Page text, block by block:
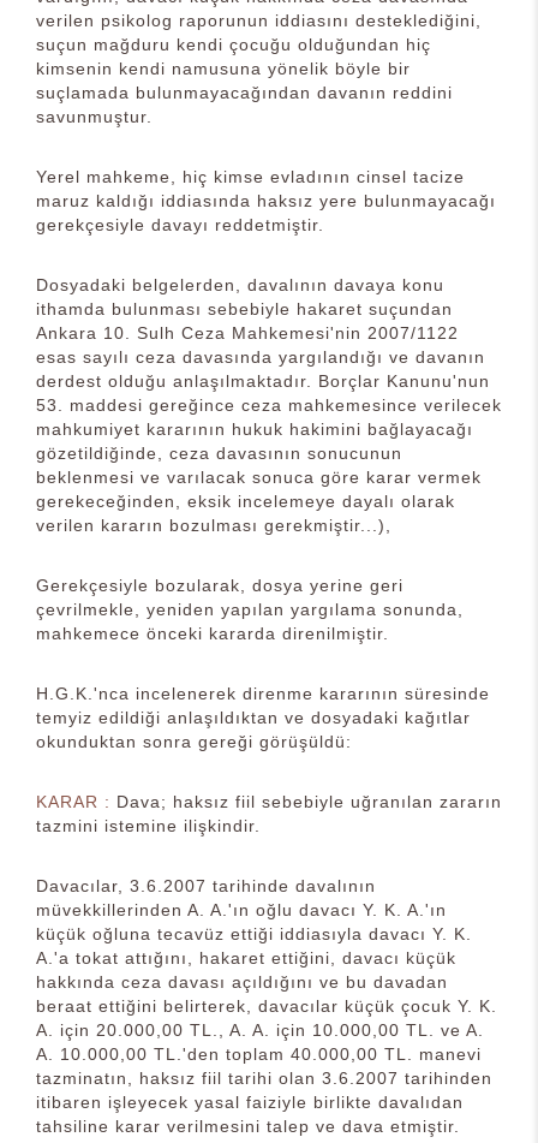
verilen psikolog raporunun iddiasını desteklediğini,
suçun mağduru kendi çocuğu olduğundan hiç
kimsenin kendi namusuna yönelik böyle bir
suçlamada bulunmayacağından davanın reddini
savunmuştur.
Yerel mahkeme, hiç kimse evladının cinsel tacize
maruz kaldığı iddiasında haksız yere bulunmayacağı
gerekçesiyle davayı reddetmiştir.
Dosyadaki belgelerden, davalının davaya konu
ithamda bulunması sebebiyle hakaret suçundan
Ankara 10. Sulh Ceza Mahkemesi'nin 2007/1122
esas sayılı ceza davasında yargılandığı ve davanın
derdest olduğu anlaşılmaktadır. Borçlar Kanunu'nun
53. maddesi gereğince ceza mahkemesince verilecek
mahkumiyet kararının hukuk hakimini bağlayacağı
gözetildiğinde, ceza davasının sonucunun
beklenmesi ve varılacak sonuca göre karar vermek
gerekeceğinden, eksik incelemeye dayalı olarak
verilen kararın bozulması gerekmiştir...),
Gerekçesiyle bozularak, dosya yerine geri
çevrilmekle, yeniden yapılan yargılama sonunda,
mahkemece önceki kararda direnilmiştir.
H.G.K.'nca incelenerek direnme kararının süresinde
temyiz edildiği anlaşıldıktan ve dosyadaki kağıtlar
okunduktan sonra gereği görüşüldü:
KARAR : Dava; haksız fiil sebebiyle uğranılan zararın
tazmini istemine ilişkindir.
Davacılar, 3.6.2007 tarihinde davalının
müvekkillerinden A. A.'ın oğlu davacı Y. K. A.'ın
küçük oğluna tecavüz ettiği iddiasıyla davacı Y. K.
A.'a tokat attığını, hakaret ettiğini, davacı küçük
hakkında ceza davası açıldığını ve bu davadan
beraat ettiğini belirterek, davacılar küçük çocuk Y. K.
A. için 20.000,00 TL., A. A. için 10.000,00 TL. ve A.
A. 10.000,00 TL.'den toplam 40.000,00 TL. manevi
tazminatın, haksız fiil tarihi olan 3.6.2007 tarihinden
itibaren işleyecek yasal faiziyle birlikte davalıdan
tahsiline karar verilmesini talep ve dava etmiştir.